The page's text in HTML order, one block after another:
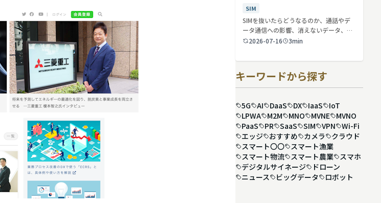
SIM
SIMを抜いたらどうなるのか、通話やデ
ータ通信への影響、消えないデータ、解
約や端…
2026-07-16 3min
キーワードから探す
5G AI DaaS DX IaaS
IoT
LPWA
M2M MNO MVNE
MVNO
PaaS
PR SaaS SIM VPN
Wi-Fi
エッジ
おすすめ カメラ
クラウド
スマート〇〇
スマート漁業
スマート物流
スマート農業
スマホ
デジタルサイネージ
ドローン
ニュース
ビッグデータ ロボット